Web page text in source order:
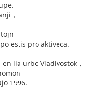
，
estis pro aktiveca.
lia urbo Vladivostok，
1996.